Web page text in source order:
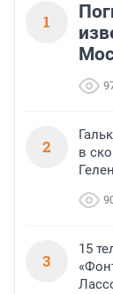
1
2
в
3
15